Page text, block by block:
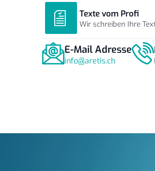
Texte vom Profi
Wir schreiben Ihre
E-Mail Adresse
info@aretis.ch